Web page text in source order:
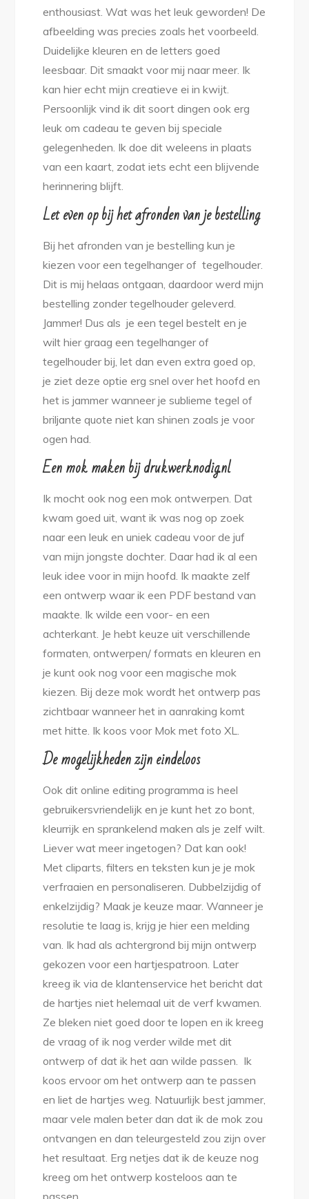
enthousiast. Wat was het leuk geworden! De
afbeelding was precies zoals het voorbeeld.
Duidelijke kleuren en de letters goed
leesbaar. Dit smaakt voor mij naar meer. Ik
kan hier echt mijn creatieve ei in kwijt.
Persoonlijk vind ik dit soort dingen ook erg
leuk om cadeau te geven bij speciale
gelegenheden. Ik doe dit weleens in plaats
van een kaart, zodat iets echt een blijvende
herinnering blijft.
Let even op bij het afronden van je bestelling
Bij het afronden van je bestelling kun je
kiezen voor een tegelhanger of tegelhouder.
Dit is mij helaas ontgaan, daardoor werd mijn
bestelling zonder tegelhouder geleverd.
Jammer! Dus als je een tegel bestelt en je
wilt hier graag een tegelhanger of
tegelhouder bij, let dan even extra goed op,
je ziet deze optie erg snel over het hoofd en
het is jammer wanneer je sublieme tegel of
briljante quote niet kan shinen zoals je voor
ogen had.
Een mok maken bij drukwerknodig.nl
Ik mocht ook nog een mok ontwerpen. Dat
kwam goed uit, want ik was nog op zoek
naar een leuk en uniek cadeau voor de juf
van mijn jongste dochter. Daar had ik al een
leuk idee voor in mijn hoofd. Ik maakte zelf
een ontwerp waar ik een PDF bestand van
maakte. Ik wilde een voor- en een
achterkant. Je hebt keuze uit verschillende
formaten, ontwerpen/ formats en kleuren en
je kunt ook nog voor een magische mok
kiezen. Bij deze mok wordt het ontwerp pas
zichtbaar wanneer het in aanraking komt
met hitte. Ik koos voor Mok met foto XL.
De mogelijkheden zijn eindeloos
Ook dit online editing programma is heel
gebruikersvriendelijk en je kunt het zo bont,
kleurrijk en sprankelend maken als je zelf wilt.
Liever wat meer ingetogen? Dat kan ook!
Met cliparts, filters en teksten kun je je mok
verfraaien en personaliseren. Dubbelzijdig of
enkelzijdig? Maak je keuze maar. Wanneer je
resolutie te laag is, krijg je hier een melding
van. Ik had als achtergrond bij mijn ontwerp
gekozen voor een hartjespatroon. Later
kreeg ik via de klantenservice het bericht dat
de hartjes niet helemaal uit de verf kwamen.
Ze bleken niet goed door te lopen en ik kreeg
de vraag of ik nog verder wilde met dit
ontwerp of dat ik het aan wilde passen. Ik
koos ervoor om het ontwerp aan te passen
en liet de hartjes weg. Natuurlijk best jammer,
maar vele malen beter dan dat ik de mok zou
ontvangen en dan teleurgesteld zou zijn over
het resultaat. Erg netjes dat ik de keuze nog
kreeg om het ontwerp kosteloos aan te
passen.